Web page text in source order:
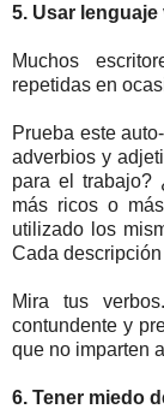
5. Usar lenguaje
Muchos
repetidas en
Prueba este
adverbios y
para el trabajo?
más ricos o
utilizado los
Cada
Mira tus
contundente y
que no imparten
6. Tener miedo